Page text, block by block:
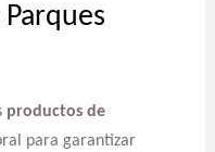
productos de
para garantizar